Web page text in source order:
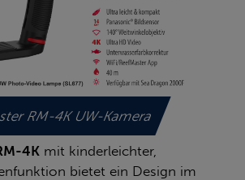
RM-4K UW-Kamera
4K mit kinderleichter,
bietet ein Design im